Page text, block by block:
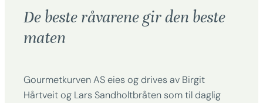
De beste råvarene gir den beste
maten
Gourmetkurven AS eies og drives av Birgit
Hårtveit og Lars Sandholtbråten som til daglig